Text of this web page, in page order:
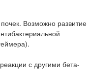
Возможно развитие
с другими бета-